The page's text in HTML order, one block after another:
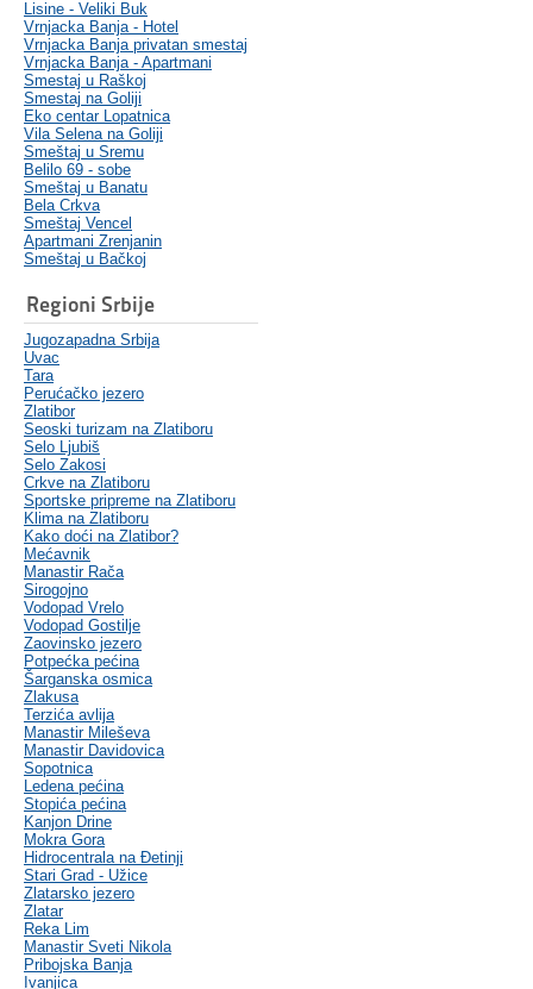
Lisine - Veliki Buk
Vrnjacka Banja - Hotel
Vrnjacka Banja privatan smestaj
Vrnjacka Banja - Apartmani
Smestaj u Raškoj
Smestaj na Goliji
Eko centar Lopatnica
Vila Selena na Goliji
Smeštaj u Sremu
Belilo 69 - sobe
Smeštaj u Banatu
Bela Crkva
Smeštaj Vencel
Apartmani Zrenjanin
Smeštaj u Bačkoj
Regioni Srbije
Jugozapadna Srbija
Uvac
Tara
Perućačko jezero
Zlatibor
Seoski turizam na Zlatiboru
Selo Ljubiš
Selo Zakosi
Crkve na Zlatiboru
Sportske pripreme na Zlatiboru
Klima na Zlatiboru
Kako doći na Zlatibor?
Mećavnik
Manastir Rača
Sirogojno
Vodopad Vrelo
Vodopad Gostilje
Zaovinsko jezero
Potpećka pećina
Šarganska osmica
Zlakusa
Terzića avlija
Manastir Mileševa
Manastir Davidovica
Sopotnica
Ledena pećina
Stopića pećina
Kanjon Drine
Mokra Gora
Hidrocentrala na Đetinji
Stari Grad - Užice
Zlatarsko jezero
Zlatar
Reka Lim
Manastir Sveti Nikola
Pribojska Banja
Ivanjica